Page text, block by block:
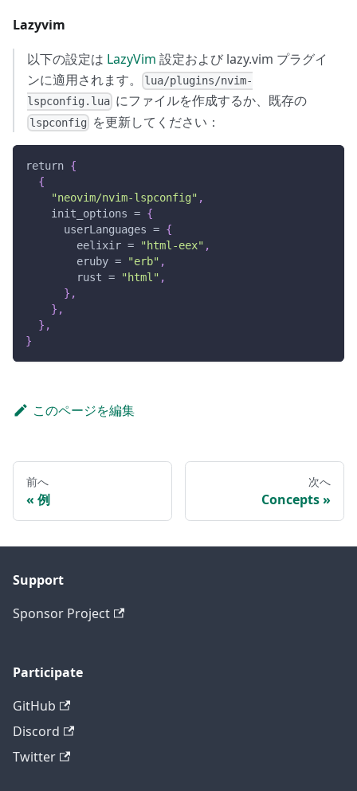
Lazyvim
以下の設定は LazyVim 設定および lazy.vim プラグイ
ンに適用されます。
lua/plugins/nvim-
lspconfig.lua にファイルを作成するか、既存の
lspconfig を更新してください：
return {
{
"neovim/nvim-lspconfig" ,
    init_options =
{
      userLanguages =
{
        eelixir =
"html-eex" ,
        eruby =
"erb" ,
        rust =
"html" ,
} ,
} ,
} ,
}
このページを編集
前へ
例
次へ
Concepts
Support
Sponsor Project
Participate
GitHub
Discord
Twitter